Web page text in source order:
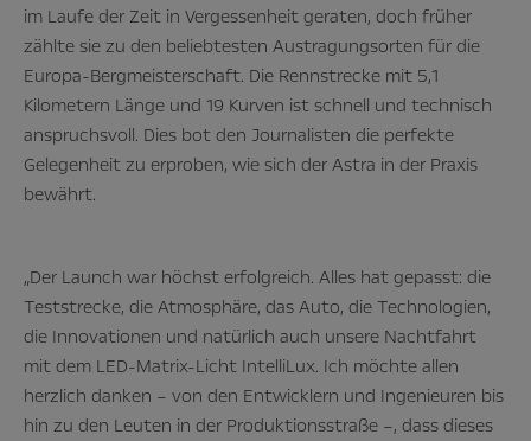
im Laufe der Zeit in Vergessenheit geraten, doch früher
zählte sie zu den beliebtesten Austragungsorten für die
Europa-Bergmeisterschaft. Die Rennstrecke mit 5,1
Kilometern Länge und 19 Kurven ist schnell und technisch
anspruchsvoll. Dies bot den Journalisten die perfekte
Gelegenheit zu erproben, wie sich der Astra in der Praxis
bewährt.
„Der Launch war höchst erfolgreich. Alles hat gepasst: die
Teststrecke, die Atmosphäre, das Auto, die Technologien,
die Innovationen und natürlich auch unsere Nachtfahrt
mit dem LED-Matrix-Licht IntelliLux. Ich möchte allen
herzlich danken – von den Entwicklern und Ingenieuren bis
hin zu den Leuten in der Produktionsstraße –, dass dieses